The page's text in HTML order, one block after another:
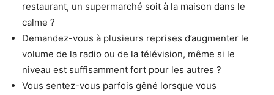
restaurant, un supermarché soit à la maison dans le
calme ?
Demandez-vous à plusieurs reprises d’augmenter le
volume de la radio ou de la télévision, même si le
niveau est suffisamment fort pour les autres ?
Vous sentez-vous parfois gêné lorsque vous